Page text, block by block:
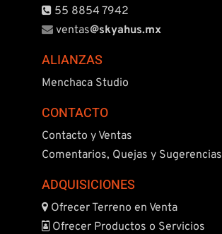
55 8854 7942
ventas@skyahus.mx
ALIANZAS
Menchaca Studio
CONTACTO
Contacto y Ventas
Comentarios, Quejas y Sugerencias
ADQUISICIONES
Ofrecer Terreno en Venta
Ofrecer Productos o Servicios